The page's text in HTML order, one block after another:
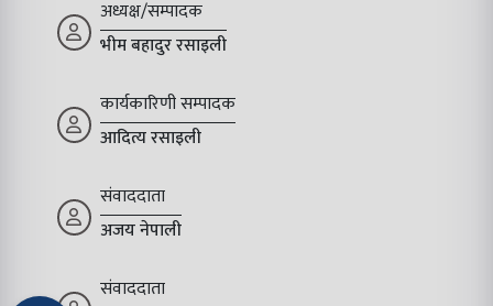
अध्यक्ष/सम्पादक
भीम बहादुर रसाइली
कार्यकारिणी सम्पादक
आदित्य रसाइली
संवाददाता
अजय नेपाली
संवाददाता